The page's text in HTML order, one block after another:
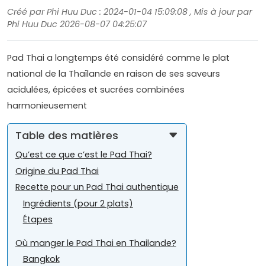
Créé par Phi Huu Duc : 2024-01-04 15:09:08 , Mis à jour par
Phi Huu Duc 2026-08-07 04:25:07
Pad Thai a longtemps été considéré comme le plat
national de la Thaïlande en raison de ses saveurs
acidulées, épicées et sucrées combinées
harmonieusement
Table des matières
Qu’est ce que c’est le Pad Thai?
Origine du Pad Thai
Recette pour un Pad Thai authentique
Ingrédients (pour 2 plats)
Étapes
Où manger le Pad Thai en Thailande?
Bangkok